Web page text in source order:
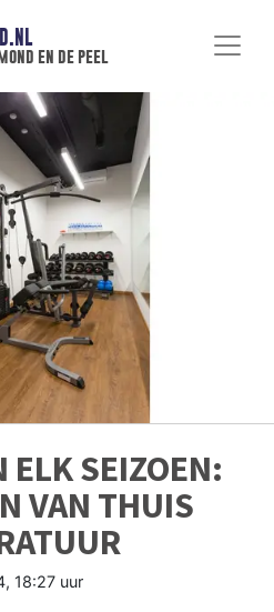
en de peel
SEIZOEN:
VAN THUIS
18:27 uur